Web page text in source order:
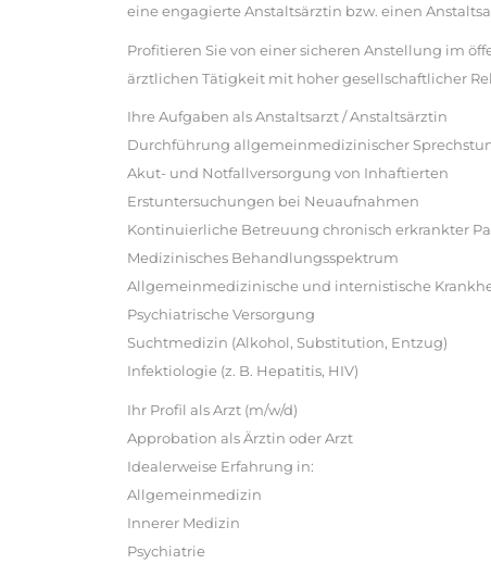
eine engagierte Anstaltsärztin bzw. einen
Profitieren Sie von einer sicheren Anstellung im
ärztlichen Tätigkeit mit hoher gesellschaftlicher
Ihre Aufgaben als Anstaltsarzt / Anstaltsärztin
Durchführung allgemeinmedizinischer
Akut- und Notfallversorgung von Inhaftierten
Erstuntersuchungen bei Neuaufnahmen
Kontinuierliche Betreuung chronisch erkrankter
Medizinisches Behandlungsspektrum
Allgemeinmedizinische und internistische
Psychiatrische Versorgung
Suchtmedizin (Alkohol, Substitution, Entzug)
Infektiologie (z. B. Hepatitis, HIV)
Ihr Profil als Arzt (m/w/d)
Approbation als Ärztin oder Arzt
Idealerweise Erfahrung in:
Allgemeinmedizin
Innerer Medizin
Psychiatrie